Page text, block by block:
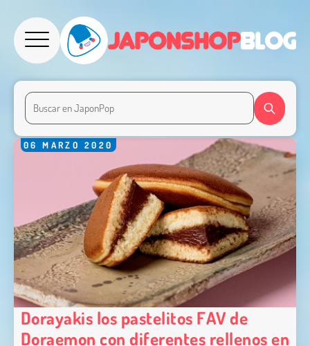
06 MARZO 2020
Dorayakis los pastelitos FAV de
Doraemon con diferentes rellenos en